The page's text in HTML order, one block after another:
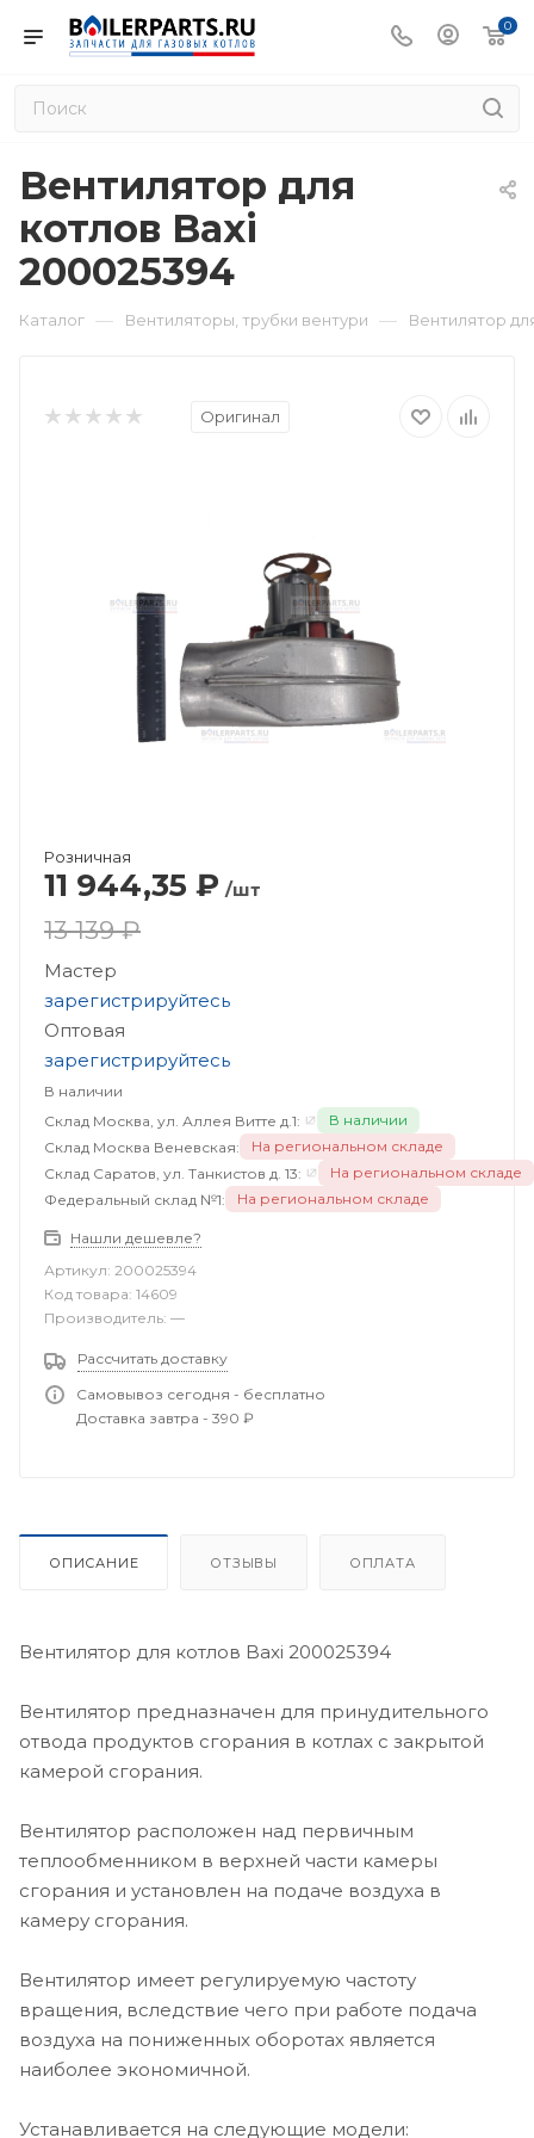
0
Вентилятор для
котлов Baxi
200025394
Каталог — Вентиляторы, трубки вентури — Вентилятор
Оригинал
Розничная
11 944,35 ₽ /шт
13 139 ₽
Мастер
зарегистрируйтесь
Оптовая
зарегистрируйтесь
В наличии
Склад Москва, ул. Аллея Витте д.1:
В наличии
Склад Москва Веневская:
На региональном складе
Склад Саратов, ул. Танкистов д. 13:
На региональном складе
Федеральный склад №1:
На региональном складе
Нашли дешевле?
Артикул: 200025394
Код товара: 14609
Производитель: —
Рассчитать доставку
Самовывоз сегодня - бесплатно
Доставка завтра - 390 ₽
ОПИСАНИЕ ОТЗЫВЫ ОПЛАТА
Вентилятор для котлов Baxi 200025394
Вентилятор предназначен для принудительного
отвода продуктов сгорания в котлах с закрытой
камерой сгорания.
Вентилятор расположен над первичным
теплообменником в верхней части камеры
сгорания и установлен на подаче воздуха в
камеру сгорания.
Вентилятор имеет регулируемую частоту
вращения, вследствие чего при работе подача
воздуха на пониженных оборотах является
наиболее экономичной.
Устанавливается на следующие модели: